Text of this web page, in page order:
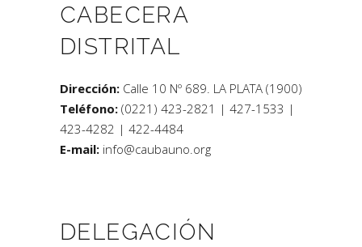
CABECERA
DISTRITAL
Dirección: Calle 10 Nº 689. LA PLATA (1900)
Teléfono: (0221) 423-2821 | 427-1533 |
423-4282 | 422-4484
E-mail: info@caubauno.org
DELEGACIÓN